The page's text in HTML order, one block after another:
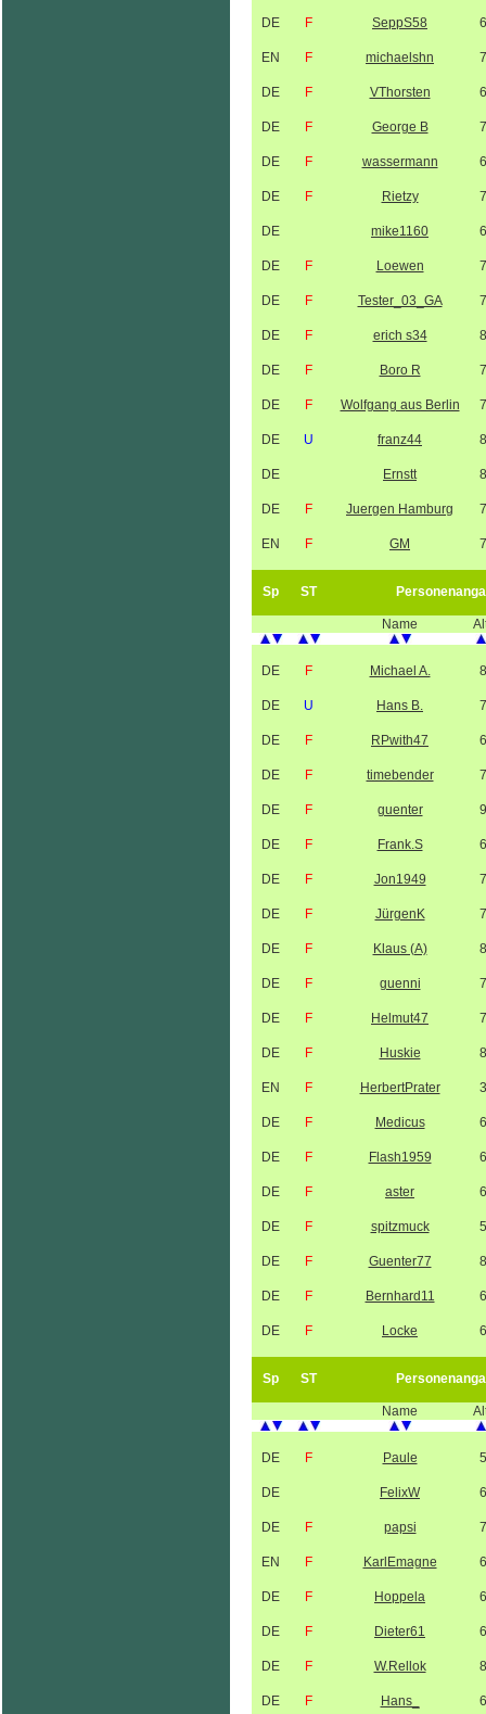
DE F SeppS58
EN F michaelshn
DE F VThorsten
DE F George B
DE F wassermann
DE F Rietzy
DE mike1160
DE F Loewen
DE F Tester_03_GA
DE F erich s34
DE F Boro R
DE F Wolfgang aus Berlin
DE U franz44
DE Ernstt
DE F Juergen Hamburg
EN F GM
Sp ST
Name
DE F Michael A.
DE U Hans B.
DE F RPwith47
DE F timebender
DE F guenter
DE F Frank.S
DE F Jon1949
DE F JürgenK
DE F Klaus (A)
DE F guenni
DE F Helmut47
DE F Huskie
EN F HerbertPrater
DE F Medicus
DE F Flash1959
DE F aster
DE F spitzmuck
DE F Guenter77
DE F Bernhard11
DE F Locke
Sp ST
Name
DE F Paule
DE FelixW
DE F papsi
EN F KarlEmagne
DE F Hoppela
DE F Dieter61
DE F W.Rellok
DE F Hans_